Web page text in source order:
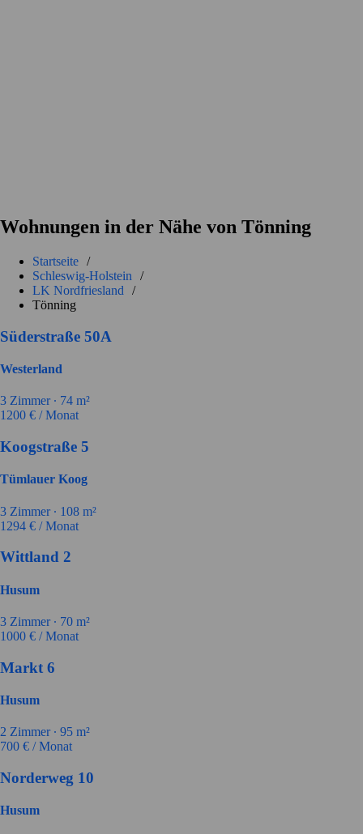
Wohnungen in der Nähe von Tönning
Startseite /
Schleswig-Holstein
/
LK Nordfriesland
/
Tönning
Süderstraße 50A
Westerland
3 Zimmer ∙ 74 m²
1200 € / Monat
Koogstraße 5
Tümlauer Koog
3 Zimmer ∙ 108 m²
1294 € / Monat
Wittland 2
Husum
3 Zimmer ∙ 70 m²
1000 € / Monat
Markt 6
Husum
2 Zimmer ∙ 95 m²
700 € / Monat
Norderweg 10
Husum